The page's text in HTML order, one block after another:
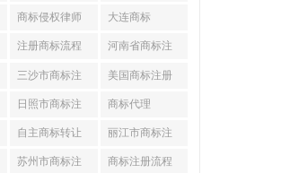
册 册
商标侵权律师 大连商标
注册商标流程
及费用
河南省商标注
册
三沙市商标注
册
美国商标注册
(企业工商变
日照市商标注
册
商标代理
自主商标转让 丽江市商标注
册
苏州市商标注 商标注册流程